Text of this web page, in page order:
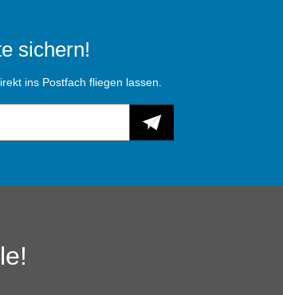
sichern!
ins Postfach fliegen lassen.